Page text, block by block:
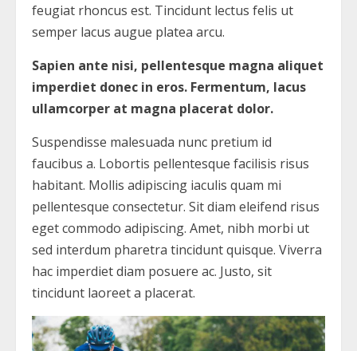
feugiat rhoncus est. Tincidunt lectus felis ut
semper lacus augue platea arcu.
Sapien ante nisi, pellentesque magna aliquet
imperdiet donec in eros. Fermentum, lacus
ullamcorper at magna placerat dolor.
Suspendisse malesuada nunc pretium id
faucibus a. Lobortis pellentesque facilisis risus
habitant. Mollis adipiscing iaculis quam mi
pellentesque consectetur. Sit diam eleifend risus
eget commodo adipiscing. Amet, nibh morbi ut
sed interdum pharetra tincidunt quisque. Viverra
hac imperdiet diam posuere ac. Justo, sit
tincidunt laoreet a placerat.